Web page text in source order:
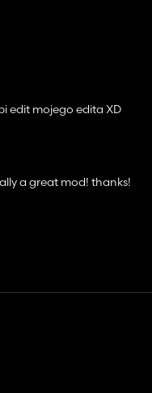
edit mojego edita XD
a great mod! thanks!